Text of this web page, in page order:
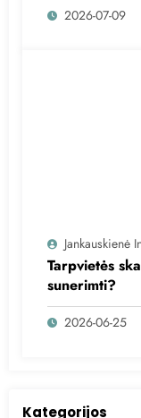
2026-07-09
Jankauskienė
Tarpvietės
sunerimti?
2026-06-25
Kategorijos